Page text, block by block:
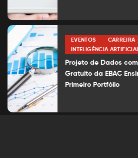
EVENTOS
CARREIRA
INTELIGÊNCIA
Projeto de Dados
Gratuito da EBAC
Primeiro Portfólio